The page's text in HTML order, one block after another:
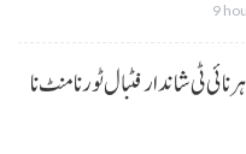
9
ہرنائی ٹی شاندار فٹبال ٹورنامنٹ نا